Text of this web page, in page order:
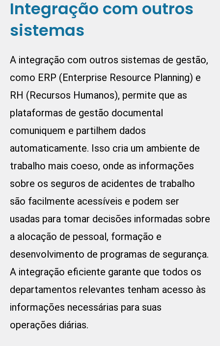
Integração com outros
sistemas
A integração com outros sistemas de gestão,
como ERP (Enterprise Resource Planning) e
RH (Recursos Humanos), permite que as
plataformas de gestão documental
comuniquem e partilhem dados
automaticamente. Isso cria um ambiente de
trabalho mais coeso, onde as informações
sobre os seguros de acidentes de trabalho
são facilmente acessíveis e podem ser
usadas para tomar decisões informadas sobre
a alocação de pessoal, formação e
desenvolvimento de programas de segurança.
A integração eficiente garante que todos os
departamentos relevantes tenham acesso às
informações necessárias para suas
operações diárias.